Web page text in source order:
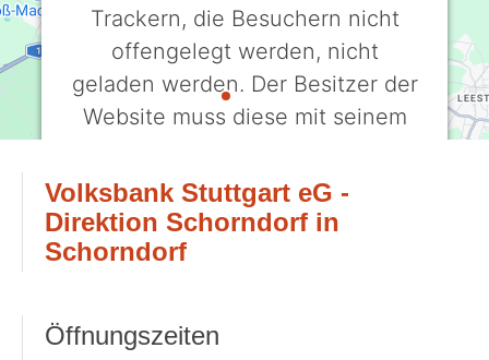
Trackern, die Besuchern nicht
offengelegt werden, nicht
geladen werden. Der Besitzer der
Website muss diese mit seinem
zur Liste der verwendeten
Technologien hinzuzufügen.
powered byUsercentrics Consent Management
Volksbank Stuttgart eG -
Direktion Schorndorf in
Schorndorf
Öffnungszeiten